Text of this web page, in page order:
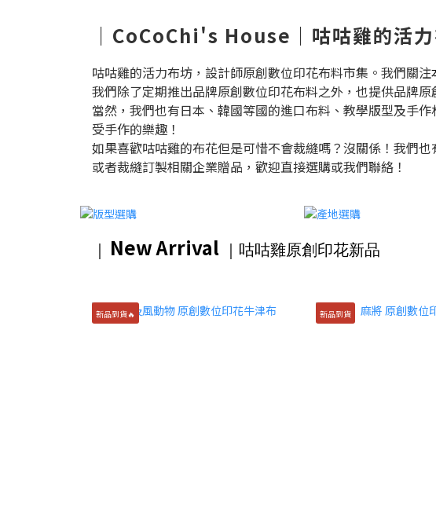
｜CoCoChi's House｜咕咕雞的活
咕咕雞的活力布坊，設計師原創數位印花布料市集。我們關注
我們除了定期推出品牌原創數位印花布料之外，也提供品牌
當然，我們也有日本、韓國等國的進口布料、教學版型及手
受手作的樂趣！
如果喜歡咕咕雞的布花但是可惜不會裁縫嗎？沒關係！我們
或者裁縫訂製相關企業贈品，歡迎直接選購或我們聯絡！
｜ New Arrival ｜咕咕雞原創印花新品
新品到貨🔥 新品到貨